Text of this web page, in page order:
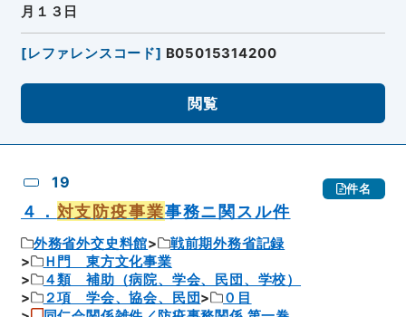
月１３日
[レファレンスコード] B05015314200
閲覧
19 件名
４． 対支防疫事業事務ニ関スル件
外務省外交史料館
戦前期外務省記録
Ｈ門 東方文化事業
４類 補助（病院、学会、民団、学校）
２項 学会、協会、民団
０目